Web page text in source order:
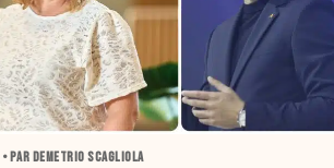
• PAR DEMETRIO SCAGLIOLA